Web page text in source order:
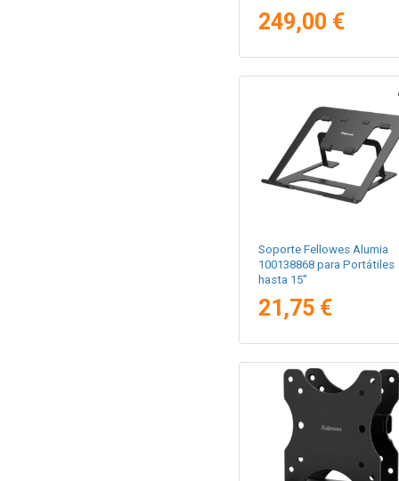
249,00 €
Soporte Fellowes Alumia
100138868 para Portátiles
hasta 15"
21,75 €